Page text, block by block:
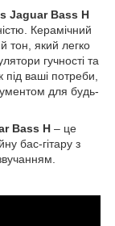
Jaguar Bass H
Керамічний
тон, який легко
гучності та
ваші потреби,
для будь-
Bass H– це
бас-гітару з